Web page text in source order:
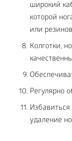
широкий
которой
или
Колготки,
Регулярно
Избавиться
удаление